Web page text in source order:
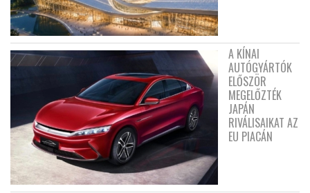
A KÍNAI
AUTÓGYÁRTÓK
ELŐSZÖR
MEGELŐZTÉK
JAPÁN
RIVÁLISAIKAT AZ
EU PIACÁN